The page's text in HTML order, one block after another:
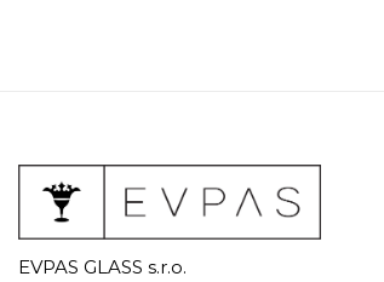
EVPAS GLASS s.r.o.